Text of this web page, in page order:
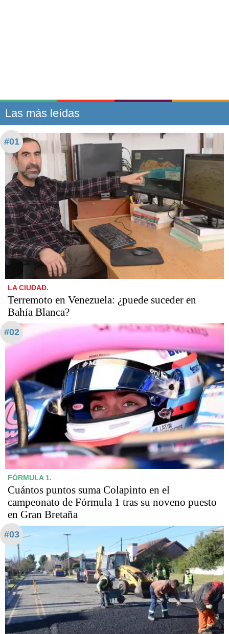
Las más leídas
#01
LA CIUDAD.
Terremoto en Venezuela: ¿puede suceder en
Bahía Blanca?
#02
FÓRMULA 1.
Cuántos puntos suma Colapinto en el
campeonato de Fórmula 1 tras su noveno puesto
en Gran Bretaña
#03